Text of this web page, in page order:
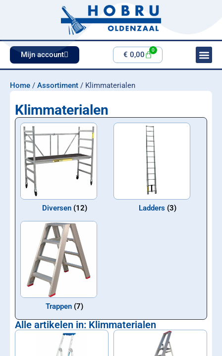
Mijn account € 0,00
0
Home / Assortiment / Klimmaterialen
Klimmaterialen
Diversen (12) Ladders (3)
Trappen (7)
Alle artikelen in: Klimmaterialen